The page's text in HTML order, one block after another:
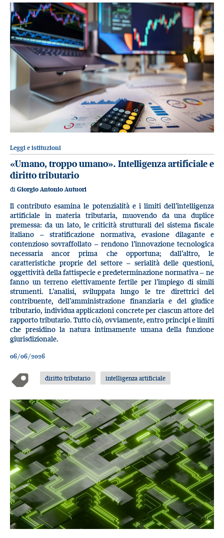
Leggi e istituzioni
«Umano, troppo umano». Intelligenza artificiale e
diritto tributario
di Giorgio Antonio Autuori
Il contributo esamina le potenzialità e i limiti dell’intelligenza
artificiale in materia tributaria, muovendo da una duplice
premessa: da un lato, le criticità strutturali del sistema fiscale
italiano – stratificazione normativa, evasione dilagante e
contenzioso sovraffollato – rendono l’innovazione tecnologica
necessaria ancor prima che opportuna; dall’altro, le
caratteristiche proprie del settore – serialità delle questioni,
oggettività della fattispecie e predeterminazione normativa – ne
fanno un terreno elettivamente fertile per l’impiego di simili
strumenti. L’analisi, sviluppata lungo le tre direttrici del
contribuente, dell’amministrazione finanziaria e del giudice
tributario, individua applicazioni concrete per ciascun attore del
rapporto tributario. Tutto ciò, ovviamente, entro principi e limiti
che presidino la natura intimamente umana della funzione
giurisdizionale.
06/06/2026
diritto tributario intelligenza artificiale